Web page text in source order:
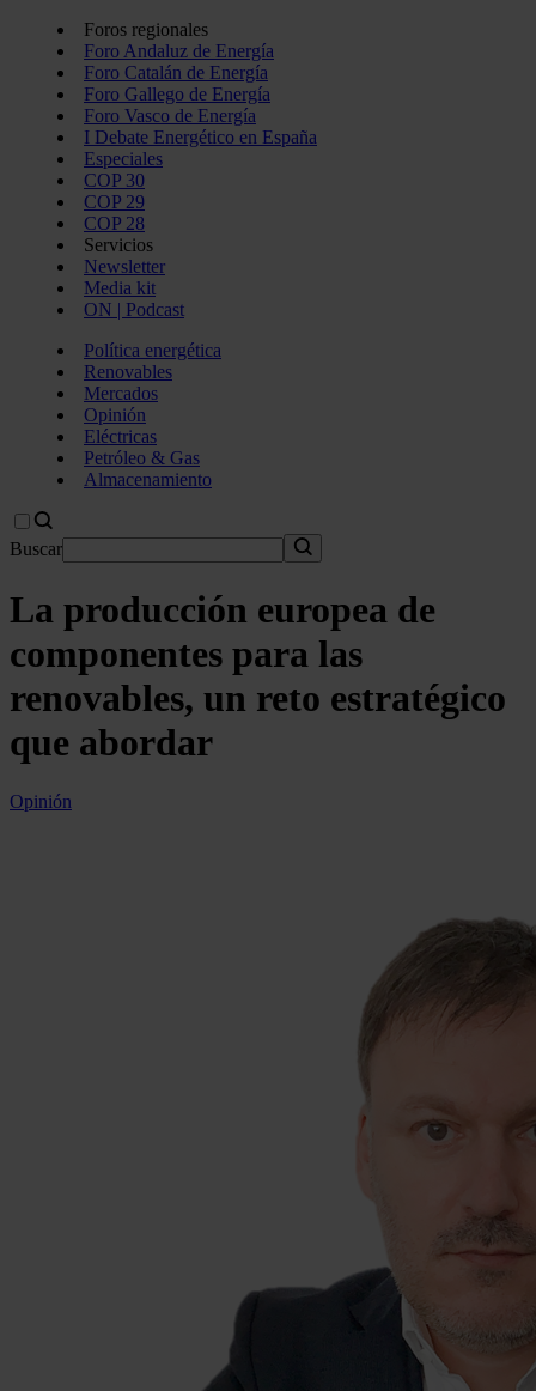
Foros regionales
Foro Andaluz de Energía
Foro Catalán de Energía
Foro Gallego de Energía
Foro Vasco de Energía
I Debate Energético en España
Especiales
COP 30
COP 29
COP 28
Servicios
Newsletter
Media kit
ON | Podcast
Política energética
Renovables
Mercados
Opinión
Eléctricas
Petróleo & Gas
Almacenamiento
Buscar
La producción europea de
componentes para las
renovables, un reto estratégico
que abordar
Opinión